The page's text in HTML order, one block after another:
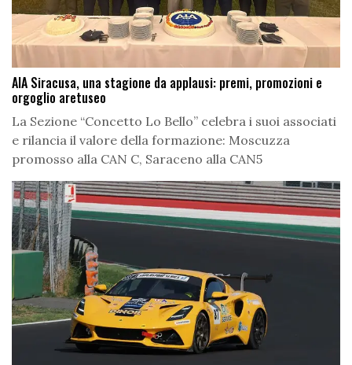
AIA Siracusa, una stagione da applausi: premi, promozioni e
orgoglio aretuseo
La Sezione “Concetto Lo Bello” celebra i suoi associati
e rilancia il valore della formazione: Moscuzza
promosso alla CAN C, Saraceno alla CAN5